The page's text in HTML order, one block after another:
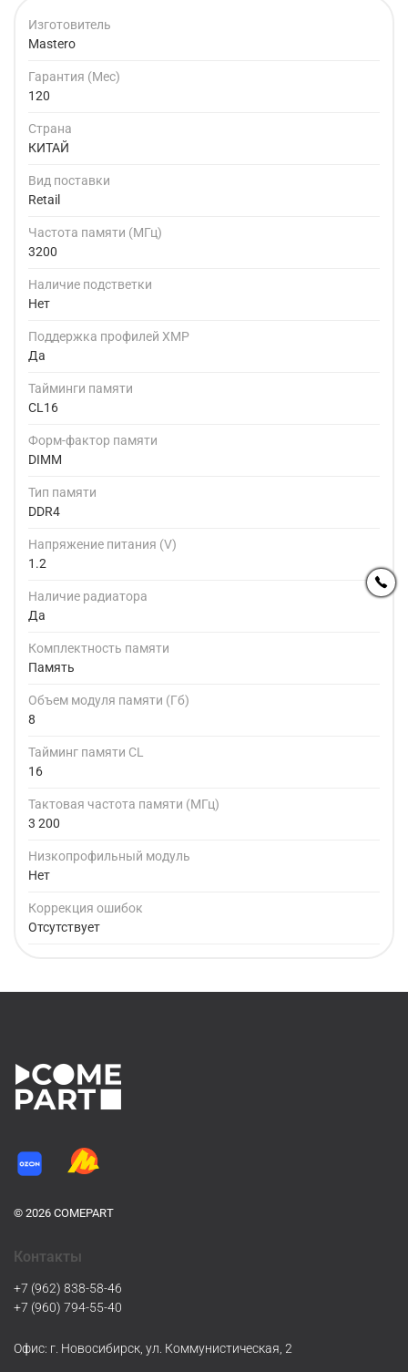
Изготовитель
Mastero
Гарантия (Мес)
120
Страна
КИТАЙ
Вид поставки
Retail
Частота памяти (МГц)
3200
Наличие подстветки
Нет
Поддержка профилей XMP
Да
Тайминги памяти
CL16
Форм-фактор памяти
DIMM
Тип памяти
DDR4
Напряжение питания (V)
1.2
Наличие радиатора
Да
Комплектность памяти
Память
Объем модуля памяти (Гб)
8
Тайминг памяти CL
16
Тактовая частота памяти (МГц)
3 200
Низкопрофильный модуль
Нет
Коррекция ошибок
Отсутствует
© 2026 COMEPART
Контакты
+7 (962) 838-58-46
+7 (960) 794-55-40
Офис: г. Новосибирск, ул. Коммунистическая, 2